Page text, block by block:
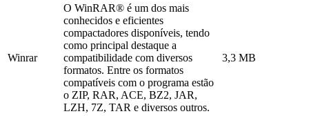
Winrar
O WinRAR® é um dos mais
conhecidos e eficientes
compactadores disponíveis, tendo
como principal destaque a
compatibilidade com diversos
formatos. Entre os formatos
compatíveis com o programa estão
o ZIP, RAR, ACE, BZ2, JAR,
LZH, 7Z, TAR e diversos outros.
3,3 MB